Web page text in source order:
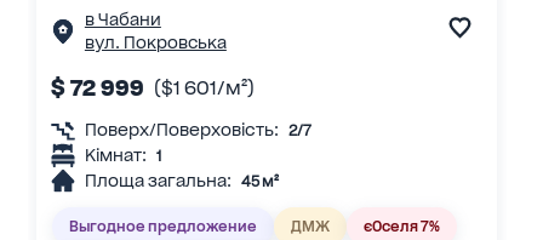
в Чабани
вул. Покровська
$ 72 999 ($1 601/м²)
Поверх/Поверховість: 2/7
Кімнат: 1
Площа загальна: 45 м²
Выгодное предложение ДМЖ єОселя 7%